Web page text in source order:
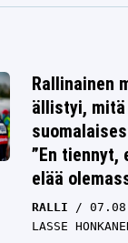
Rallinainen
ällistyi,
”En tiennyt,
elää
RALLI
LASSE